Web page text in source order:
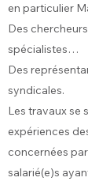
en particulier
Des
spécialistes…
Des
syndicales.
Les travaux se
expériences
concernées
salarié(e)s